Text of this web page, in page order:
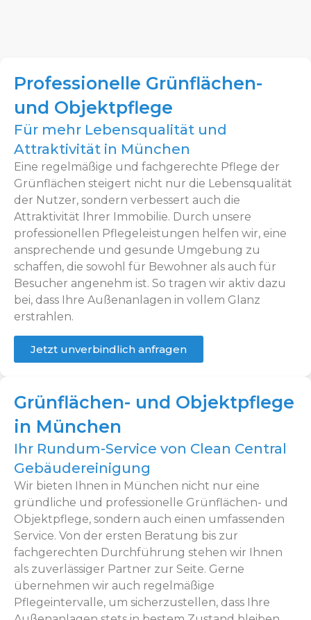
Professionelle Grünflächen-
und Objektpflege
Für mehr Lebensqualität und
Attraktivität in München
Eine regelmäßige und fachgerechte Pflege der
Grünflächen steigert nicht nur die Lebensqualität
der Nutzer, sondern verbessert auch die
Attraktivität Ihrer Immobilie. Durch unsere
professionellen Pflegeleistungen helfen wir, eine
ansprechende und gesunde Umgebung zu
schaffen, die sowohl für Bewohner als auch für
Besucher angenehm ist. So tragen wir aktiv dazu
bei, dass Ihre Außenanlagen in vollem Glanz
erstrahlen.
Jetzt unverbindlich anfragen
Grünflächen- und Objektpflege
in München
Ihr Rundum-Service von Clean Central
Gebäudereinigung
Wir bieten Ihnen in München nicht nur eine
gründliche und professionelle Grünflächen- und
Objektpflege, sondern auch einen umfassenden
Service. Von der ersten Beratung bis zur
fachgerechten Durchführung stehen wir Ihnen
als zuverlässiger Partner zur Seite. Gerne
übernehmen wir auch regelmäßige
Pflegeintervalle, um sicherzustellen, dass Ihre